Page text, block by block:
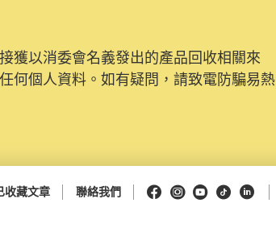
獲以消委會名義發出的產品回收相關來
何個人資料。如有疑問，請致電防騙易熱
收藏文章 聯絡我們 Facebook
Instagram
Youtube
抖音領英